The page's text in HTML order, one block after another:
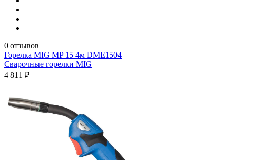
0 отзывов
Горелка MIG MP 15 4м DME1504
Сварочные горелки MIG
4 811 ₽